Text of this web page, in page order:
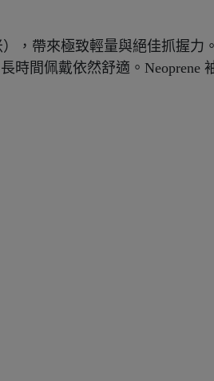
，帶來極致輕量與絕佳抓握力
間佩戴依然舒適。Neoprene